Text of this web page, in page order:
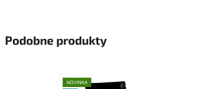
Podobne produkty
NOVINKA